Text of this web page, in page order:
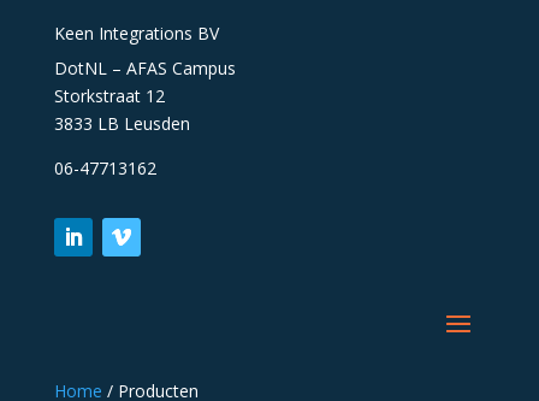
Keen Integrations BV
DotNL – AFAS Campus
Storkstraat 12
3833 LB Leusden
06-47713162
Home / Producten